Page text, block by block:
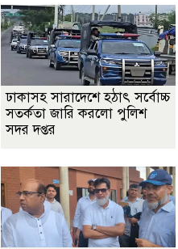
ঢাকাসহ সারাদেশে হঠাৎ সর্বোচ্চ
সতর্কতা জা‌রি করলো পুলিশ
সদর দপ্তর